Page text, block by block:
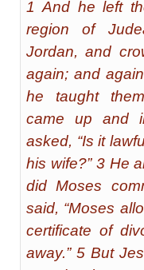
1 And he left
region of
Jordan, and
again; and
he taught
came up and
asked, “Is it
his wife?” 3 He
did Moses
said, “Moses
certificate of
away.” 5 But